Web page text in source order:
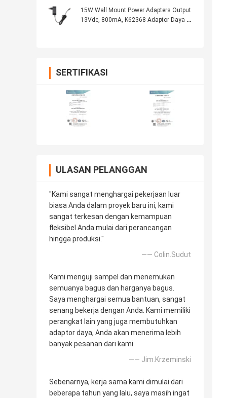
15W Wall Mount Power Adapters Output
13Vdc, 800mA, K62368 Adaptor Daya AC
SERTIFIKASI
ULASAN PELANGGAN
"Kami sangat menghargai pekerjaan luar
biasa Anda dalam proyek baru ini, kami
sangat terkesan dengan kemampuan
fleksibel Anda mulai dari perancangan
hingga produksi."
—— Colin.Sudut
Kami menguji sampel dan menemukan
semuanya bagus dan harganya bagus.
Saya menghargai semua bantuan, sangat
senang bekerja dengan Anda. Kami memiliki
perangkat lain yang juga membutuhkan
adaptor daya, Anda akan menerima lebih
banyak pesanan dari kami.
—— Jim.Krzeminski
Sebenarnya, kerja sama kami dimulai dari
beberapa tahun yang lalu, saya masih ingat